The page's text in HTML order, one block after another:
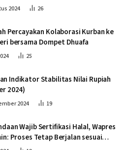
2024 26
Percayakan Kolaborasi Kurban ke
bersama Dompet Dhuafa
25
Indikator Stabilitas Nilai Rupiah
2024)
2024 19
Wajib Sertifikasi Halal, Wapres
Proses Tetap Berjalan sesuai